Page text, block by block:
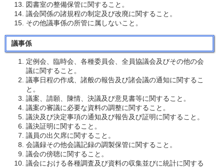
図書室の整備保管に関すること。
議会関係の諸規程の制定及び改廃に関すること。
その他議事係の所管に属しないこと。
議事係
定例会、臨時会、各種委員会、全員協議会及びその他の会
議に関すること。
議事日程の作成、諸般の報告及び諸会議の通知に関するこ
と。
議案、請願、陳情、決議及び意見書等に関すること。
議案の審議に必要な資料の調整に関すること。
議決及び決定事項の通知及び報告及び証明に関すること。
議決証明に関すること。
議員の出欠席に関すること。
会議録その他会議記録の調製保管に関すること。
議会の傍聴に関すること。
議会における各種調査及び資料の収集並びに統計に関する